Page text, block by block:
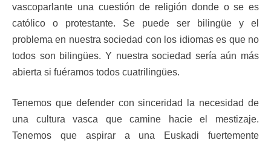
vascoparlante una cuestión de religión donde o se es
católico o protestante. Se puede ser bilingüe y el
problema en nuestra sociedad con los idiomas es que no
todos son bilingües. Y nuestra sociedad sería aún más
abierta si fuéramos todos cuatrilingües.
Tenemos que defender con sinceridad la necesidad de
una cultura vasca que camine hacie el mestizaje.
Tenemos que aspirar a una Euskadi fuertemente